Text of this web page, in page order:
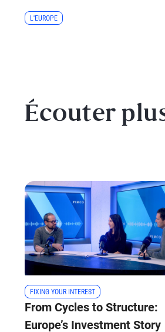
L'EUROPE
Écouter
FIXING YOUR INTEREST
From Cycles to Structure:
Europe’s Investment Story